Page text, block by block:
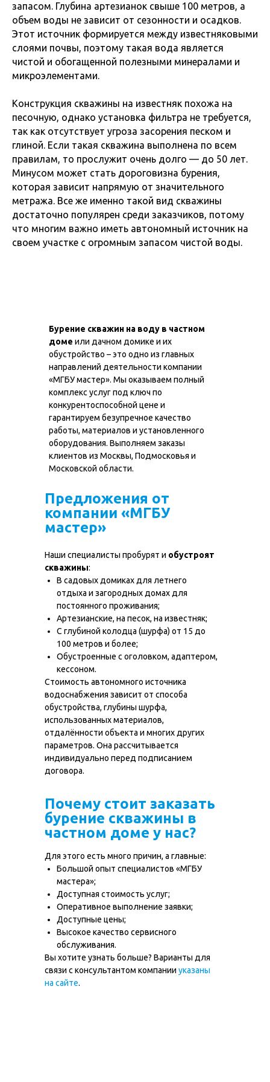
запасом. Глубина артезианок свыше 100 метров, а
объем воды не зависит от сезонности и осадков.
Этот источник формируется между известняковыми
слоями почвы, поэтому такая вода является
чистой и обогащенной полезными минералами и
микроэлементами.
Конструкция скважины на известняк похожа на
песочную, однако установка фильтра не требуется,
так как отсутствует угроза засорения песком и
глиной. Если такая скважина выполнена по всем
правилам, то прослужит очень долго — до 50 лет.
Минусом может стать дороговизна бурения,
которая зависит напрямую от значительного
метража. Все же именно такой вид скважины
достаточно популярен среди заказчиков, потому
что многим важно иметь автономный источник на
своем участке с огромным запасом чистой воды.
Предложения от
компании «МГБУ
мастер»
Бурение скважин на воду в частном
доме или дачном домике и их
обустройство – это одно из главных
направлений деятельности компании
«МГБУ мастер». Мы оказываем полный
комплекс услуг под ключ по
конкурентоспособной цене и
гарантируем безупречное качество
работы, материалов и установленного
оборудования. Выполняем заказы
клиентов из Москвы, Подмосковья и
Московской области.
Наши специалисты пробурят и обустроят
скважины:
В садовых домиках для летнего
отдыха и загородных домах для
постоянного проживания;
Артезианские, на песок, на известняк;
С глубиной колодца (шурфа) от 15 до
100 метров и более;
Обустроенные с оголовком, адаптером,
кессоном.
Стоимость автономного источника
водоснабжения зависит от способа
обустройства, глубины шурфа,
использованных материалов,
отдалённости объекта и многих других
параметров. Она рассчитывается
индивидуально перед подписанием
договора.
Почему стоит заказать
бурение скважины в
частном доме у нас?
Для этого есть много причин, а главные:
Большой опыт специалистов «МГБУ
мастера»;
Доступная стоимость услуг;
Оперативное выполнение заявки;
Доступные цены;
Высокое качество сервисного
обслуживания.
Вы хотите узнать больше? Варианты для
связи с консультантом компании указаны
на сайте.
Бурение скважин
в Московской
области
ИП Середа Илья Сергеевич
ОГРН ИП 322508100234679
Контакты Карта глубин
МГБУ техника
Цены Вопрос-ответ
Услуги
+7 (499) 348-84-34